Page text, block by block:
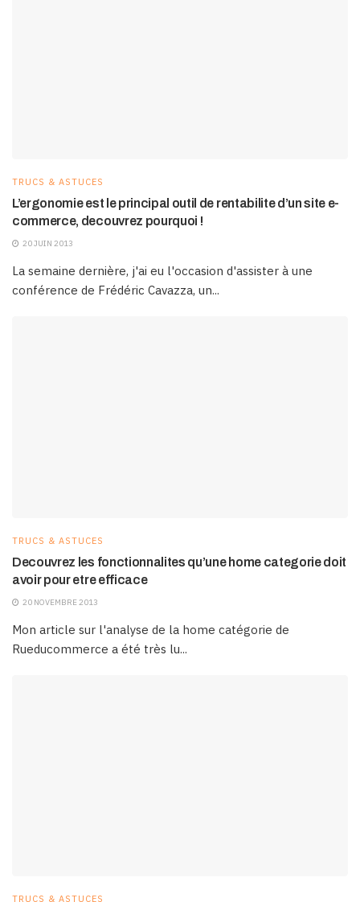
TRUCS & ASTUCES
L’ergonomie est le principal outil de rentabilite d’un site e-
commerce, decouvrez pourquoi !
20 JUIN 2013
La semaine dernière, j'ai eu l'occasion d'assister à une
conférence de Frédéric Cavazza, un...
TRUCS & ASTUCES
Decouvrez les fonctionnalites qu’une home categorie doit
avoir pour etre efficace
20 NOVEMBRE 2013
Mon article sur l'analyse de la home catégorie de
Rueducommerce a été très lu...
TRUCS & ASTUCES